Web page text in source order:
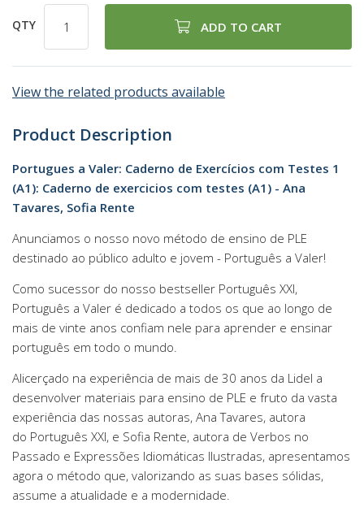
QTY ADD TO CART
View the related products available
Product Description
Portugues a Valer: Caderno de Exercícios com Testes 1
(A1): Caderno de exercicios com testes (A1) - Ana
Tavares, Sofia Rente
Anunciamos o nosso novo método de ensino de PLE
destinado ao público adulto e jovem - Português a Valer!
Como sucessor do nosso bestseller Português XXI,
Português a Valer é dedicado a todos os que ao longo de
mais de vinte anos confiam nele para aprender e ensinar
português em todo o mundo.
Alicerçado na experiência de mais de 30 anos da Lidel a
desenvolver materiais para ensino de PLE e fruto da vasta
experiência das nossas autoras, Ana Tavares, autora
do Português XXI, e Sofia Rente, autora de Verbos no
Passado e Expressões Idiomáticas Ilustradas, apresentamos
agora o método que, valorizando as suas bases sólidas,
assume a atualidade e a modernidade.